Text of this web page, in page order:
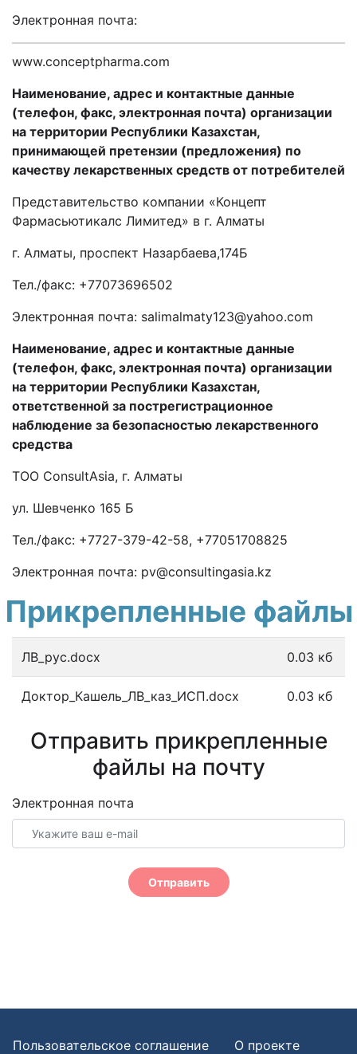
Электронная почта:
www.conceptpharma.com
Наименование, адрес и контактные данные
(телефон, факс, электронная почта) организации
на территории Республики Казахстан,
принимающей претензии (предложения) по
качеству лекарственных средств от потребителей
Представительство компании «Концепт
Фармасьютикалс Лимитед» в г. Алматы
г. Алматы, проспект Назарбаева,174Б
Тел./факс: +77073696502
Электронная почта: salimalmaty123@yahoo.com
Наименование, адрес и контактные данные
(телефон, факс, электронная почта) организации
на территории Республики Казахстан,
ответственной за пострегистрационное
наблюдение за безопасностью лекарственного
средства
ТОО ConsultAsia, г. Алматы
ул. Шевченко 165 Б
Тел./факс: +7727-379-42-58, +77051708825
Электронная почта: pv@consultingasia.kz
Прикрепленные файлы
ЛВ_рус.docx 0.03 кб
Доктор_Кашель_ЛВ_каз_ИСП.docx 0.03 кб
Отправить прикрепленные
файлы на почту
Электронная почта
Отправить
Пользовательское соглашение
О проекте